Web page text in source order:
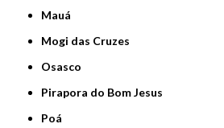
Mauá
Mogi das Cruzes
Osasco
Pirapora do Bom Jesus
Poá